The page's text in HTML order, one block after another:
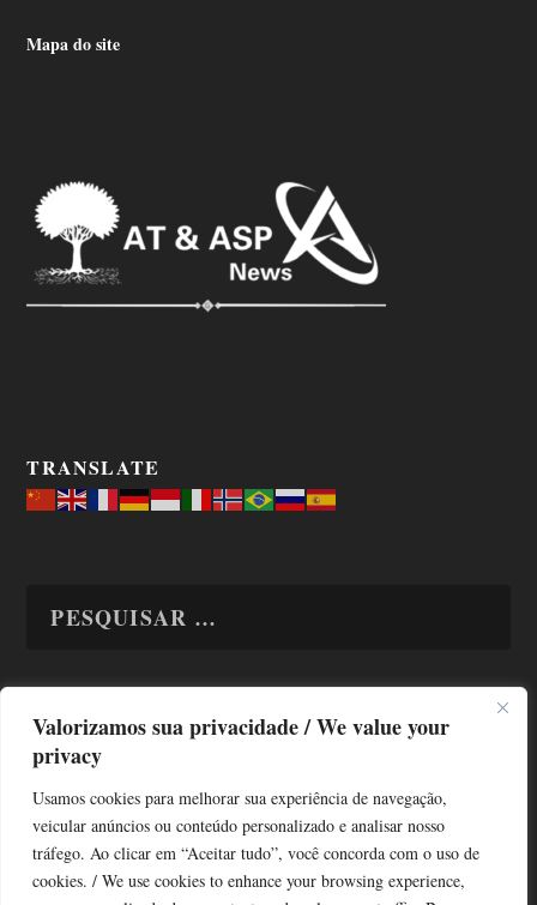
Valorizamos sua privacidade / We value your
privacy
Usamos cookies para melhorar sua experiência de navegação,
veicular anúncios ou conteúdo personalizado e analisar nosso
tráfego. Ao clicar em “Aceitar tudo”, você concorda com o uso de
cookies. / We use cookies to enhance your browsing experience,
Mapa do site
TRANSLATE
TODAS OS ASSUNTOS